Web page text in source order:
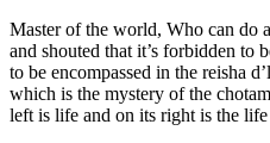
Master of the world, Who can do
and shouted that it’s forbidden to
to be encompassed in the reisha
which is the mystery of the
left is life and on its right is the